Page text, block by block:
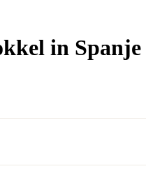
in Spanje